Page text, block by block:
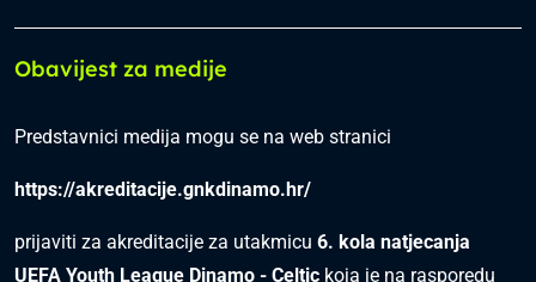
Obavijest za medije
Predstavnici medija mogu se na web stranici
https://akreditacije.gnkdinamo.hr/
prijaviti za akreditacije za utakmicu 6. kola natjecanja
UEFA Youth League Dinamo - Celtic koja je na rasporedu